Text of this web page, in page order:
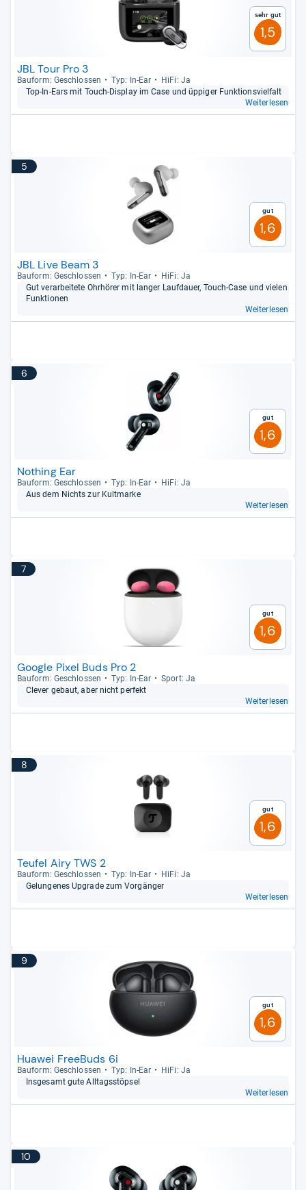
Sehr gut
1,5
JBL Tour Pro 3
Bau­form: Geschlos­sen Typ: In-​Ear
HiFi: Ja
Top-​In-​Ears mit Touch-​Dis­play im Case und üppi­ger Funk­ti­ons­viel­falt
Weiterlesen
5
Gut
1,6
JBL Live Beam 3
Bau­form: Geschlos­sen Typ: In-​Ear
HiFi: Ja
Gut ver­ar­bei­tete Ohr­hö­rer mit lan­ger Lauf­dauer, Touch-​Case und vie­len
Funk­tio­nen
Weiterlesen
6
Gut
1,6
Nothing Ear
Bau­form: Geschlos­sen Typ: In-​Ear
HiFi: Ja
Aus dem Nichts zur Kult­marke
Weiterlesen
7
Gut
1,6
Google Pixel Buds Pro 2
Bau­form: Geschlos­sen Typ: In-​Ear
Sport: Ja
Cle­ver gebaut, aber nicht per­fekt
Weiterlesen
8
Gut
1,6
Teufel Airy TWS 2
Bau­form: Geschlos­sen Typ: In-​Ear
HiFi: Ja
Gelun­ge­nes Upgrade zum Vor­gän­ger
Weiterlesen
9
Gut
1,6
Huawei FreeBuds 6i
Bau­form: Geschlos­sen Typ: In-​Ear
HiFi: Ja
Ins­ge­samt gute All­tags­stöp­sel
Weiterlesen
10